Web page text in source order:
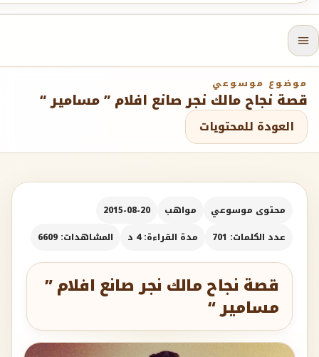
موضوع موسوعي
قصة نجاح مالك نجر صانع افلام ” مسامير “
العودة للمحتويات
محتوى موسوعي مواهب
2015-08-20
عدد الكلمات: 701
مدة القراءة: 4 د المشاهدات: 6609
قصة نجاح مالك نجر صانع افلام ”
مسامير “